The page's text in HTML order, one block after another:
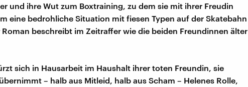
und ihre Wut zum Boxtraining, zu dem sie mit ihrer Freudin
eine bedrohliche Situation mit fiesen Typen auf der Skatebahn
beschreibt im Zeitraffer wie die beiden Freundinnen älter
sich in Hausarbeit im Haushalt ihrer toten Freundin, sie
– halb aus Mitleid, halb aus Scham – Helenes Rolle,